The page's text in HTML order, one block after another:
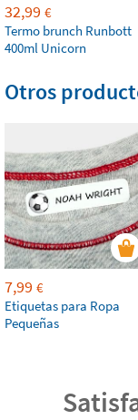
32,99 €
Termo brunch Runbott
400ml Unicorn
Otros
7,99 €
Etiquetas para Ropa
Pequeñas